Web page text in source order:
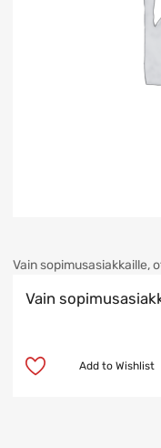
Vain sopimusasiakkaille,
Vain
Add to Wishlist